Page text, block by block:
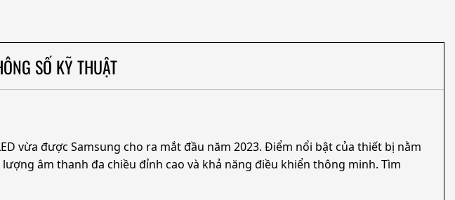
SỐ KỸ THUẬT
vừa được Samsung cho ra mắt đầu năm 2023. Điểm nổi bật của thiết bị nằm
âm thanh đa chiều đỉnh cao và khả năng điều khiển thông minh. Tìm